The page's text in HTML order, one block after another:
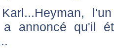
annoncé qu'il